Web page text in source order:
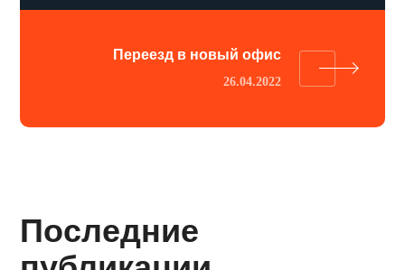
Переезд в новый офис
26.04.2022
Последние